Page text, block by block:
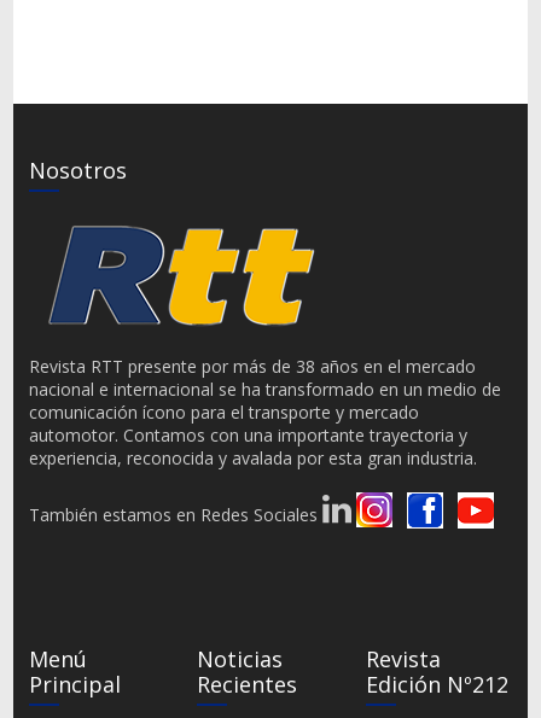
Nosotros
Revista RTT presente por más de 38 años en el mercado
nacional e internacional se ha transformado en un medio de
comunicación ícono para el transporte y mercado
automotor. Contamos con una importante trayectoria y
experiencia, reconocida y avalada por esta gran industria.
También estamos en Redes Sociales
Menú
Principal
Noticias
Recientes
Revista
Edición Nº212